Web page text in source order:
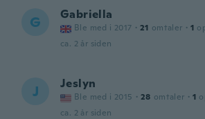
G Gabriella
Ble med i 2017 · 21 omtaler · 1
ca. 2 år siden
J Jeslyn
Ble med i 2015 · 28 omtaler · 1
ca. 2 år siden